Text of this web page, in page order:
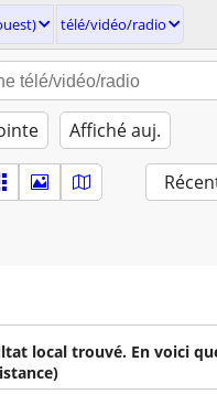
télé/vidéo/radio
Affiché auj.
local trouvé. En voici